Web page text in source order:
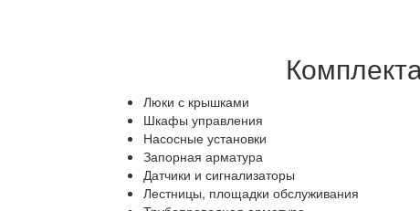
Люки с крышками
Шкафы управления
Насосные установки
Запорная арматура
Датчики и сигнализаторы
Лестницы, площадки обслуживания